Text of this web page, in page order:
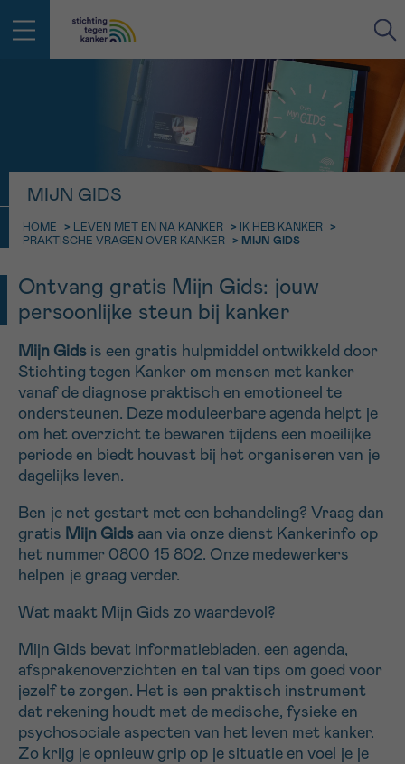
MIJN GIDS
HOME > LEVEN MET EN NA KANKER > IK HEB KANKER
>
PRAKTISCHE VRAGEN OVER KANKER
> MIJN GIDS
Ontvang gratis Mijn Gids: jouw
persoonlijke steun bij kanker
Mijn Gids is een gratis hulpmiddel ontwikkeld door
Stichting tegen Kanker om mensen met kanker
vanaf de diagnose praktisch en emotioneel te
ondersteunen. Deze moduleerbare agenda helpt je
om het overzicht te bewaren tijdens een moeilijke
periode en biedt houvast bij het organiseren van je
dagelijks leven.
Ben je net gestart met een behandeling? Vraag dan
gratis Mijn Gids aan via onze dienst Kankerinfo op
het nummer 0800 15 802. Onze medewerkers
helpen je graag verder.
Wat maakt Mijn Gids zo waardevol?
Mijn Gids bevat informatiebladen, een agenda,
afsprakenoverzichten en tal van tips om goed voor
jezelf te zorgen. Het is een praktisch instrument
dat rekening houdt met de medische, fysieke en
psychosociale aspecten van het leven met kanker.
Zo krijg je opnieuw grip op je situatie en voel je je
NAAM
VOORNAAM
IN DE STRIJD TEGEN KANKER STA
Professionele medewerkers beantwoorden je vragen
Via ons
contactformulier
Ik wil graag opgebeld worden
Meer weten over Kankerinfo
VOORNAAM
EMAIL
MIJN VRAAG
Ja, stuur mij de nieuwsbrief
Afspraak Vraag Gegevens Bevestiging
KIES DE TIJDSSPANNE VAN JE AFSPRAAK
9h-11h
11h-13h
13h-16h
16h-18h